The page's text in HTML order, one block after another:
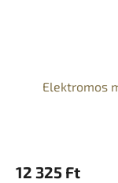
Elektromos
12 325 Ft